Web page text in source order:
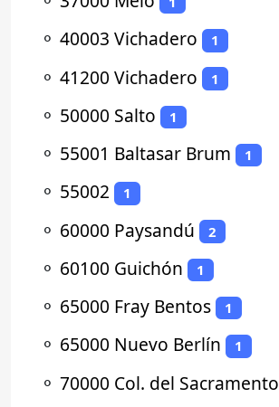
⚬ 40003 Vichadero 1
⚬ 41200 Vichadero 1
⚬ 50000 Salto 1
⚬ 55001 Baltasar Brum 1
⚬ 55002 1
⚬ 60000 Paysandú 2
⚬ 60100 Guichón 1
⚬ 65000 Fray Bentos 1
⚬ 65000 Nuevo Berlín 1
⚬ 70000 Col. del Sacramento